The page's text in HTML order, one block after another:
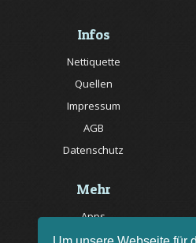
Infos
Nettiquette
Quellen
Impressum
AGB
Datenschutz
Mehr
Apps
Jobs